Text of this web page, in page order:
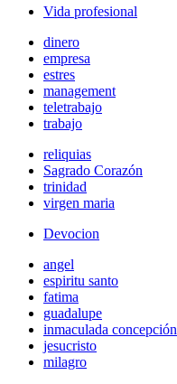
Vida profesional
dinero
empresa
estres
management
teletrabajo
trabajo
reliquias
Sagrado Corazón
trinidad
virgen maria
Devocion
angel
espiritu santo
fatima
guadalupe
inmaculada concepción
jesucristo
milagro